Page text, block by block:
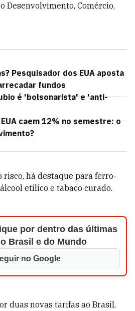
Desenvolvimento, Comércio,
Pesquisador dos EUA aposta
fundos
é 'bolsonarista' e 'anti-
caem 12% no semestre: o
risco, há destaque para ferro-
etílico e tabaco curado.
por dentro das últimas
Brasil e do Mundo
no Google
duas novas tarifas ao Brasil,